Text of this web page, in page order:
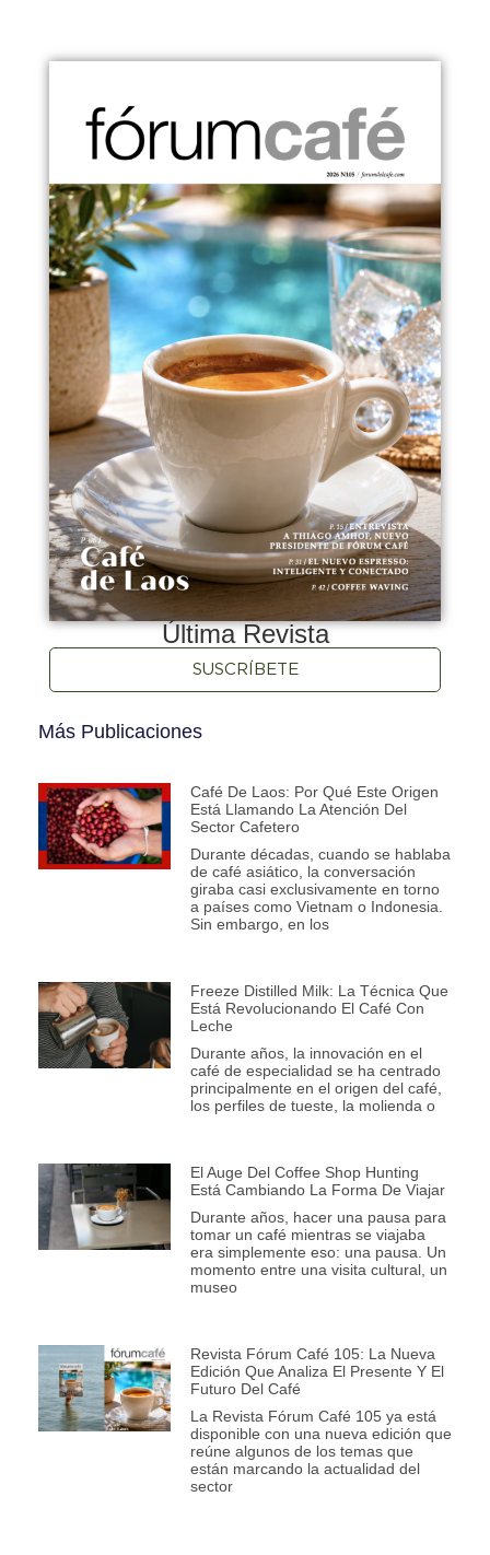
Última Revista
SUSCRÍBETE
Más Publicaciones
Café De Laos: Por Qué Este Origen
Está Llamando La Atención Del
Sector Cafetero
Durante décadas, cuando se hablaba
de café asiático, la conversación
giraba casi exclusivamente en torno
a países como Vietnam o Indonesia.
Sin embargo, en los
Freeze Distilled Milk: La Técnica Que
Está Revolucionando El Café Con
Leche
Durante años, la innovación en el
café de especialidad se ha centrado
principalmente en el origen del café,
los perfiles de tueste, la molienda o
El Auge Del Coffee Shop Hunting
Está Cambiando La Forma De Viajar
Durante años, hacer una pausa para
tomar un café mientras se viajaba
era simplemente eso: una pausa. Un
momento entre una visita cultural, un
museo
Revista Fórum Café 105: La Nueva
Edición Que Analiza El Presente Y El
Futuro Del Café
La Revista Fórum Café 105 ya está
disponible con una nueva edición que
reúne algunos de los temas que
están marcando la actualidad del
sector